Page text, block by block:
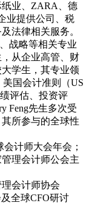
业、ZARA、德
业提供公司、税
法律相关服务。
战略等相关专业
从企业高管、财
学生，其专业领
国会计准则（US
评估、投资评
Feng先生多次受
所参与的全球性
计师大会年会；
理会计师公会主
会计师协会
全球CFO研讨